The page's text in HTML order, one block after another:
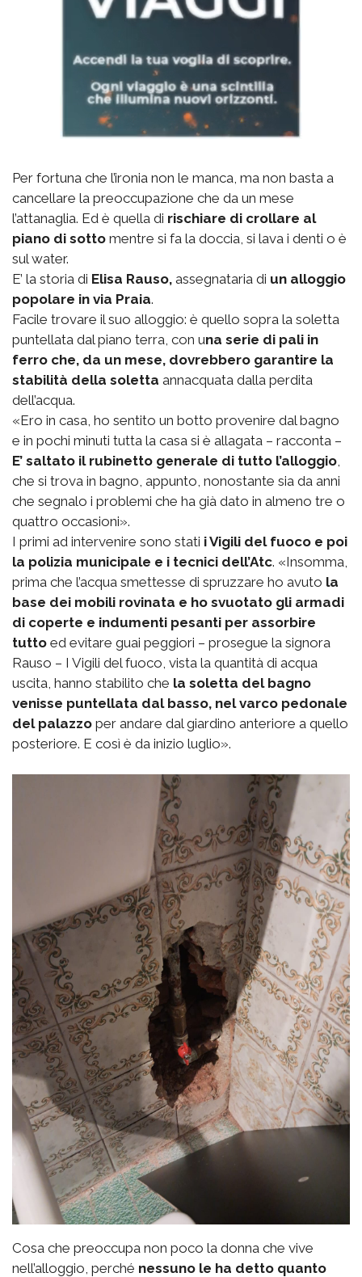
Per fortuna che l’ironia non le manca, ma non basta a
cancellare la preoccupazione che da un mese
l’attanaglia. Ed è quella di rischiare di crollare al
piano di sotto mentre si fa la doccia, si lava i denti o è
sul water.
E’ la storia di Elisa Rauso, assegnataria di un alloggio
popolare in via Praia.
Facile trovare il suo alloggio: è quello sopra la soletta
puntellata dal piano terra, con una serie di pali in
ferro che, da un mese, dovrebbero garantire la
stabilità della soletta annacquata dalla perdita
dell’acqua.
«Ero in casa, ho sentito un botto provenire dal bagno
e in pochi minuti tutta la casa si è allagata – racconta –
E’ saltato il rubinetto generale di tutto l’alloggio,
che si trova in bagno, appunto, nonostante sia da anni
che segnalo i problemi che ha già dato in almeno tre o
quattro occasioni».
I primi ad intervenire sono stati i Vigili del fuoco e poi
la polizia municipale e i tecnici dell’Atc. «Insomma,
prima che l’acqua smettesse di spruzzare ho avuto la
base dei mobili rovinata e ho svuotato gli armadi
di coperte e indumenti pesanti per assorbire
tutto ed evitare guai peggiori – prosegue la signora
Rauso – I Vigili del fuoco, vista la quantità di acqua
uscita, hanno stabilito che la soletta del bagno
venisse puntellata dal basso, nel varco pedonale
del palazzo per andare dal giardino anteriore a quello
posteriore. E così è da inizio luglio».
Cosa che preoccupa non poco la donna che vive
nell’alloggio, perché nessuno le ha detto quanto